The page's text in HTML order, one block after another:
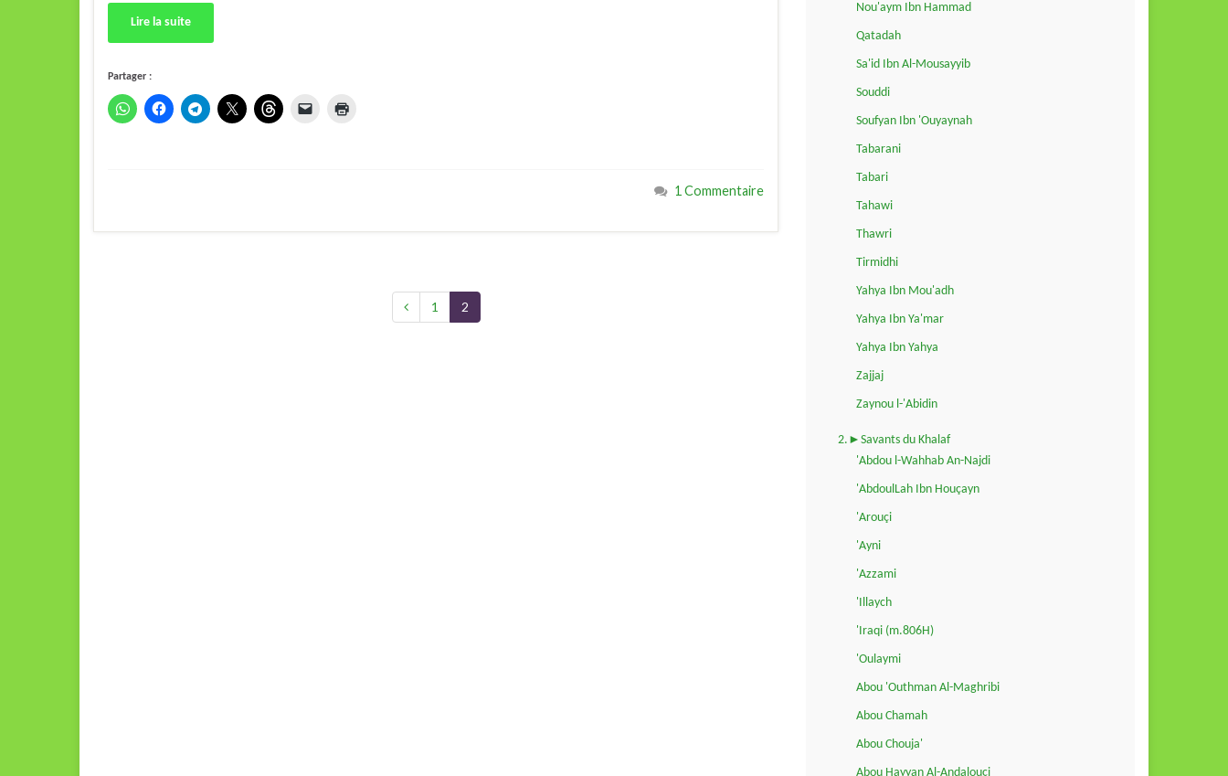
Lire la suite
Partager :
1 Commentaire
1 2
Nou'aym Ibn Hammad
Qatadah
Sa'id Ibn Al-Mousayyib
Souddi
Soufyan Ibn 'Ouyaynah
Tabarani
Tabari
Tahawi
Thawri
Tirmidhi
Yahya Ibn Mou'adh
Yahya Ibn Ya'mar
Yahya Ibn Yahya
Zajjaj
Zaynou l-'Abidin
2.►Savants du Khalaf
'Abdou l-Wahhab An-Najdi
'AbdoulLah Ibn Houçayn
'Arouçi
'Ayni
'Azzami
'Illaych
'Iraqi (m.806H)
'Oulaymi
Abou 'Outhman Al-Maghribi
Abou Chamah
Abou Chouja'
Abou Hayyan Al-Andalouçi